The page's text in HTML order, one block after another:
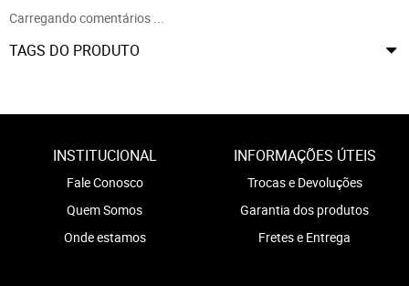
Carregando comentários ...
TAGS DO PRODUTO
INSTITUCIONAL
Fale Conosco
Quem Somos
Onde estamos
INFORMAÇÕES ÚTEIS
Trocas e Devoluções
Garantia dos produtos
Fretes e Entrega